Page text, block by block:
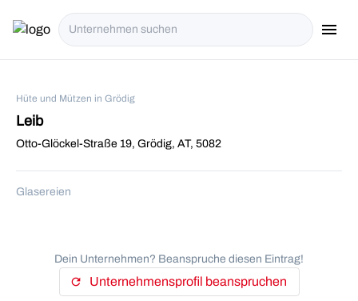
menu
Hüte und Mützen in Grödig
Leib
Otto-Glöckel-Straße 19, Grödig, AT, 5082
Glasereien
Dein Unternehmen? Beanspruche diesen Eintrag!
refresh Unternehmensprofil beanspruchen